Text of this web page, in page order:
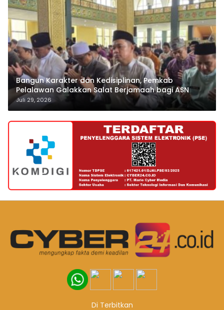
Bangun Karakter dan Kedisiplinan, Pemkab
Pelalawan Galakkan Salat Berjamaah bagi ASN
Juli 29, 2026
Di Terbitkan